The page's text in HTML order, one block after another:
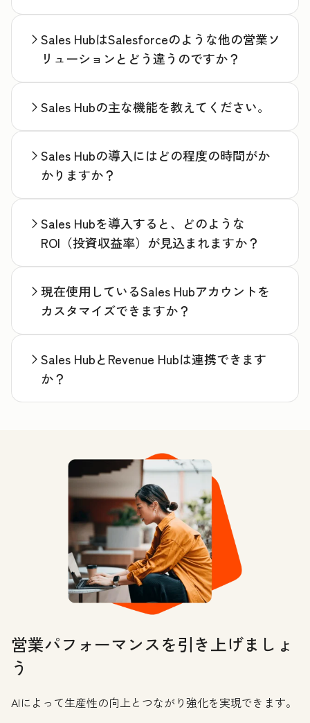
Sales HubはSalesforceのような他の営業ソ
リューションとどう違うのですか？
Sales Hubの主な機能を教えてください。
Sales Hubの導入にはどの程度の時間がか
かりますか？
Sales Hubを導入すると、どのような
ROI（投資収益率）が見込まれますか？
現在使用しているSales Hubアカウントを
カスタマイズできますか？
Sales HubとRevenue Hubは連携できます
か？
営業パフォーマンスを引き上げましょ
う
AIによって生産性の向上とつながり強化を実現できます。